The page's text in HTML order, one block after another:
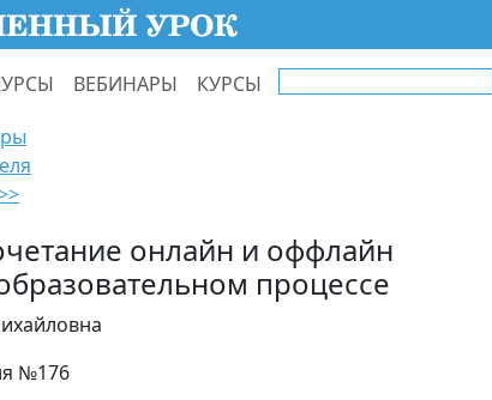
ВЕБИНАРЫ КУРСЫ
онлайн и оффлайн
процессе
№176